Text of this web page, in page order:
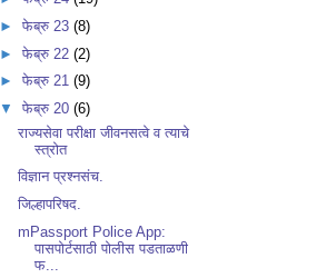
►फेब्रु 23(8)
►फेब्रु 22(2)
►फेब्रु 21(9)
▼फेब्रु 20(6)
राज्यसेवा परीक्षा जीवनसत्वे व त्याचे
स्त्रोत
विज्ञान प्रश्नसंच.
जिल्हापरिषद.
mPassport Police App:
पासपोर्टसाठी पोलीस पडताळणी
फ...